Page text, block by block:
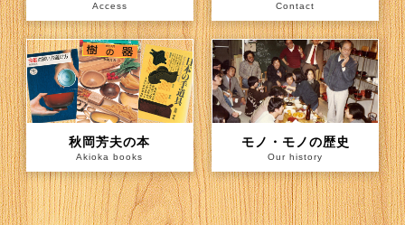
Access Contact
秋岡芳夫の本
Akioka books
モノ・モノの歴史
Our history